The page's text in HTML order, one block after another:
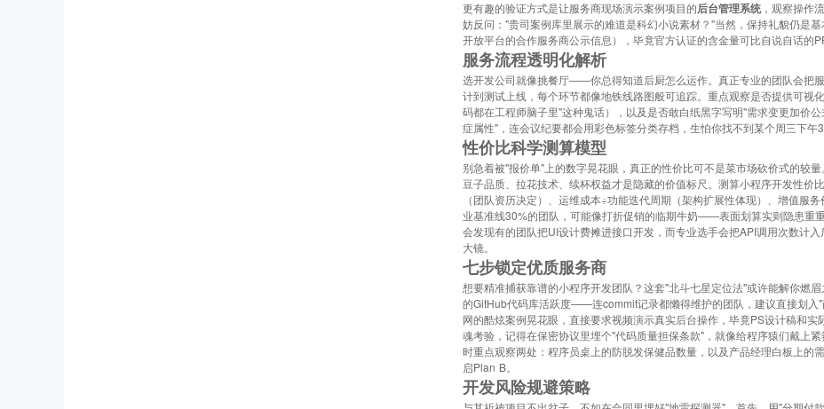
更有趣的验证方式是让服务商现场演示案例项目的后台管理系统 ，观察操作
妨反问："贵司案例库里展示的难道是科幻小说素材？"当然，保持礼貌仍是
开放平台的合作服务商公示信息），毕竟官方认证的含金量可比自说自话的
服务流程透明化解析
选开发公司就像挑餐厅——你总得知道后厨怎么运作。真正专业的团队会把
计到测试上线，每个环节都像地铁线路图般可追踪。重点观察是否提供可视
码都在工程师脑子里"这种鬼话），以及是否敢白纸黑字写明"需求变更加价
症属性"，连会议纪要都会用彩色标签分类存档，生怕你找不到某个周三下午
性价比科学测算模型
别急着被"报价单"上的数字晃花眼，真正的性价比可不是菜市场砍价式的
豆子品质、拉花技术、续杯权益才是隐藏的价值标尺。测算小程序开发性价
（团队资历决定）、运维成本÷功能迭代周期（架构扩展性体现）、增值服
业基准线30%的团队，可能像打折促销的临期牛奶——表面划算实则隐患重
会发现有的团队把UI设计费摊进接口开发，而专业选手会把API调用次数计
大镜。
七步锁定优质服务商
想要精准捕获靠谱的小程序开发团队？这套"北斗七星定位法"或许能解你燃
的GitHub代码库活跃度——连commit记录都懒得维护的团队，建议直接划入
网的酷炫案例晃花眼，直接要求视频演示真实后台操作，毕竟PS设计稿和
魂考验，记得在保密协议里埋个"代码质量担保条款"，就像给程序猿们戴上
时重点观察两处：程序员桌上的防脱发保健品数量，以及产品经理白板上
启Plan B。
开发风险规避策略